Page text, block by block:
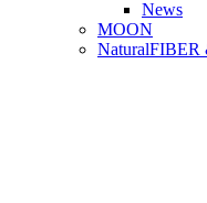
News
MOON
NaturalFIBER